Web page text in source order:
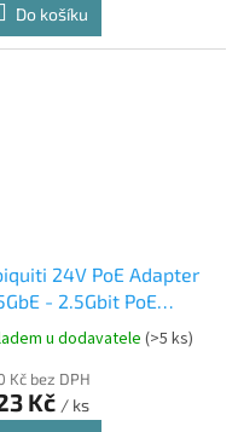
Do košíku
24V PoE Adapter
- 2.5Gbit PoE
24V/0,5A (12W),
napájecího kabelu
u dodavatele(>5 ks)
Kč bez DPH
Kč / ks